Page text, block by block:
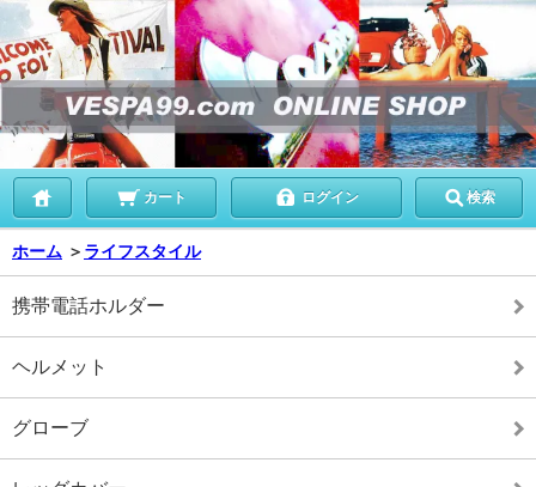
カート ログイン 検索
ホーム ＞ ライフスタイル
携帯電話ホルダー
ヘルメット
グローブ